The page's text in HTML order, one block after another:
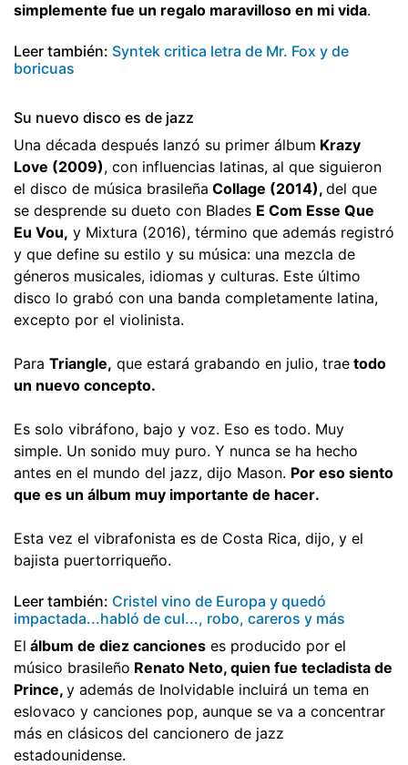
simplemente fue un regalo maravilloso en mi vida.
Leer también: Syntek critica letra de Mr. Fox y de
boricuas
Su nuevo disco es de jazz
Una década después lanzó su primer álbum Krazy
Love (2009), con influencias latinas, al que siguieron
el disco de música brasileña Collage (2014), del que
se desprende su dueto con Blades E Com Esse Que
Eu Vou, y Mixtura (2016), término que además registró
y que define su estilo y su música: una mezcla de
géneros musicales, idiomas y culturas. Este último
disco lo grabó con una banda completamente latina,
excepto por el violinista.
Para Triangle, que estará grabando en julio, trae todo
un nuevo concepto.
Es solo vibráfono, bajo y voz. Eso es todo. Muy
simple. Un sonido muy puro. Y nunca se ha hecho
antes en el mundo del jazz, dijo Mason. Por eso siento
que es un álbum muy importante de hacer.
Esta vez el vibrafonista es de Costa Rica, dijo, y el
bajista puertorriqueño.
Leer también: Cristel vino de Europa y quedó
impactada...habló de cul..., robo, careros y más
El álbum de diez canciones es producido por el
músico brasileño Renato Neto, quien fue tecladista de
Prince, y además de Inolvidable incluirá un tema en
eslovaco y canciones pop, aunque se va a concentrar
más en clásicos del cancionero de jazz
estadounidense.